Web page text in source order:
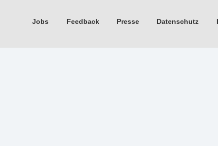
Jobs Feedback Presse Datenschutz